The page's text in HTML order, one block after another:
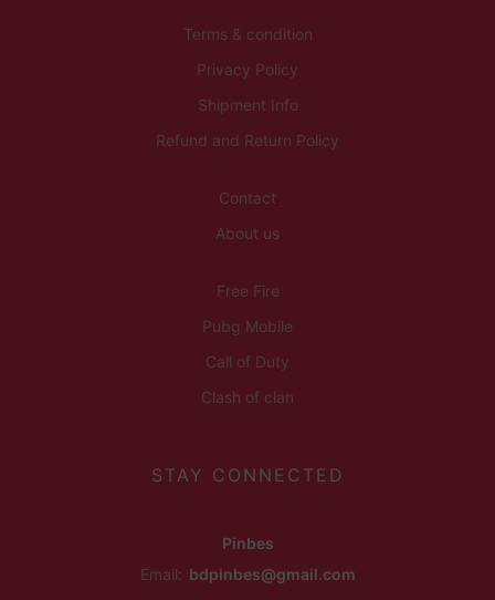
Terms & condition
Privacy Policy
Shipment Info
Refund and Return Policy
Contact
About us
Free Fire
Pubg Mobile
Call of Duty
Clash of clan
STAY CONNECTED
Pinbes
Email: bdpinbes@gmail.com